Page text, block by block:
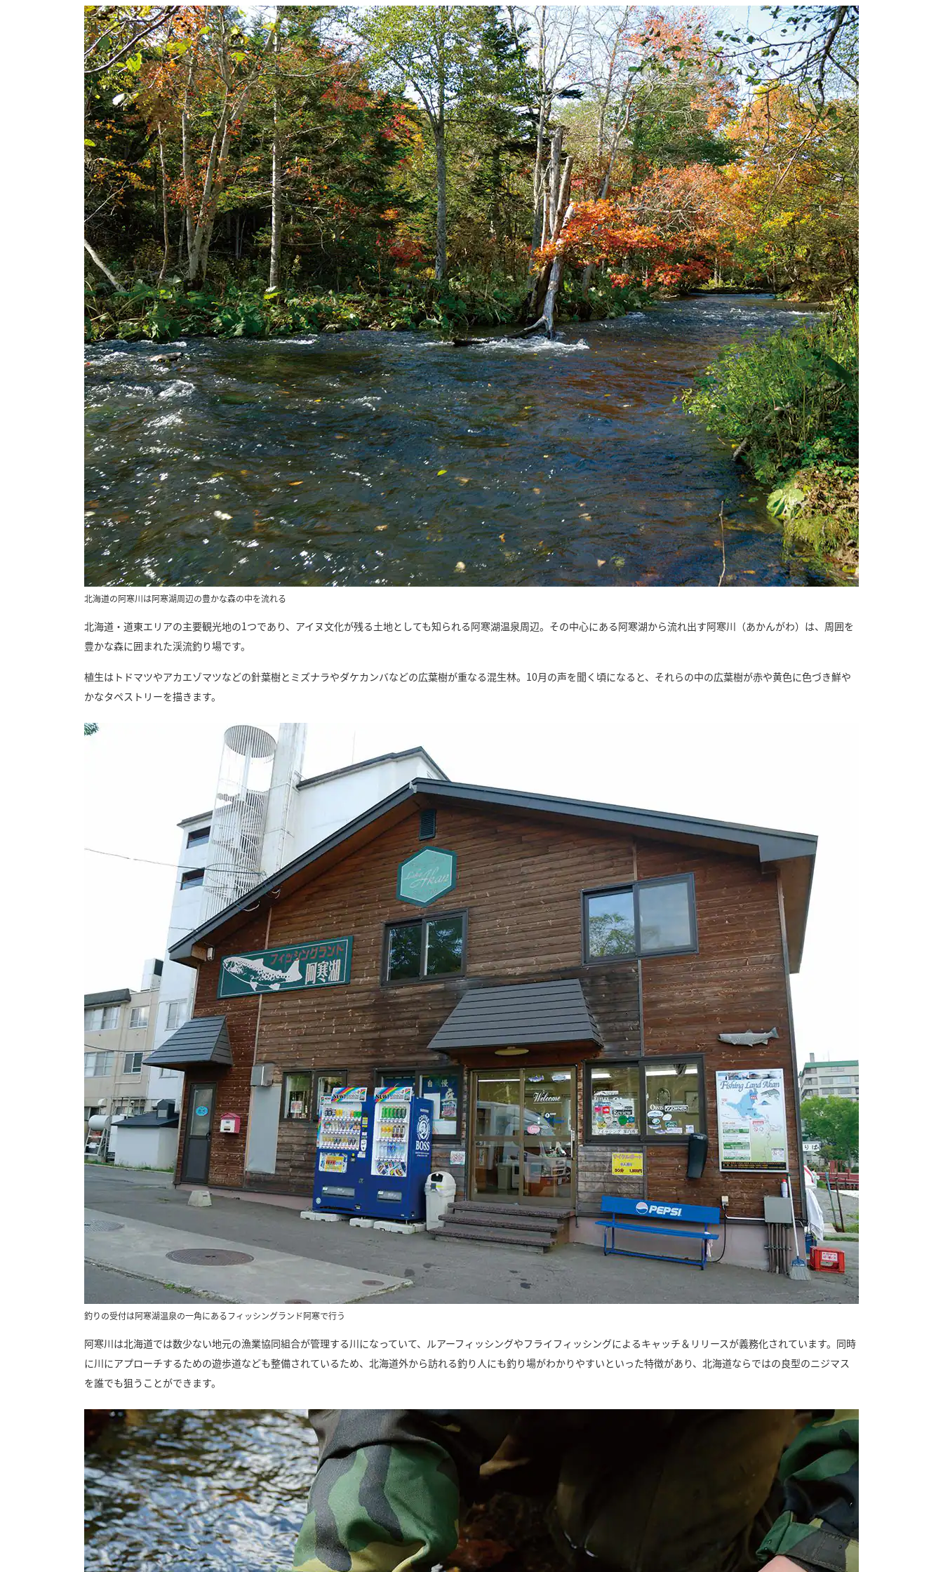
北海道の阿寒川は阿寒湖周辺の豊かな森の中を流れる
北海道・道東エリアの主要観光地の1つであり、アイヌ文化が残る土地としても知られる阿寒湖温泉周辺。その中心にある阿寒湖から流れ出す阿寒川（あかんがわ）は、周囲を
豊かな森に囲まれた渓流釣り場です。
植生はトドマツやアカエゾマツなどの針葉樹とミズナラやダケカンバなどの広葉樹が重なる混生林。10月の声を聞く頃になると、それらの中の広葉樹が赤や黄色に色づき鮮や
かなタペストリーを描きます。
釣りの受付は阿寒湖温泉の一角にあるフィッシングランド阿寒で行う
阿寒川は北海道では数少ない地元の漁業協同組合が管理する川になっていて、ルアーフィッシングやフライフィッシングによるキャッチ＆リリースが義務化されています。同時
に川にアプローチするための遊歩道なども整備されているため、北海道外から訪れる釣り人にも釣り場がわかりやすいといった特徴があり、北海道ならではの良型のニジマス
を誰でも狙うことができます。